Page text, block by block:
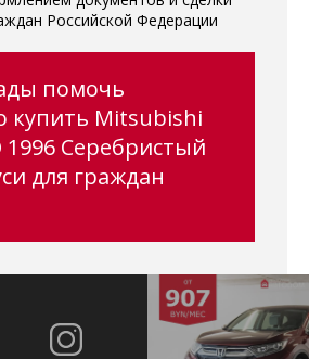
Российской Федерации
помочь
купить Mitsubishi
1996 Серебристый
для граждан